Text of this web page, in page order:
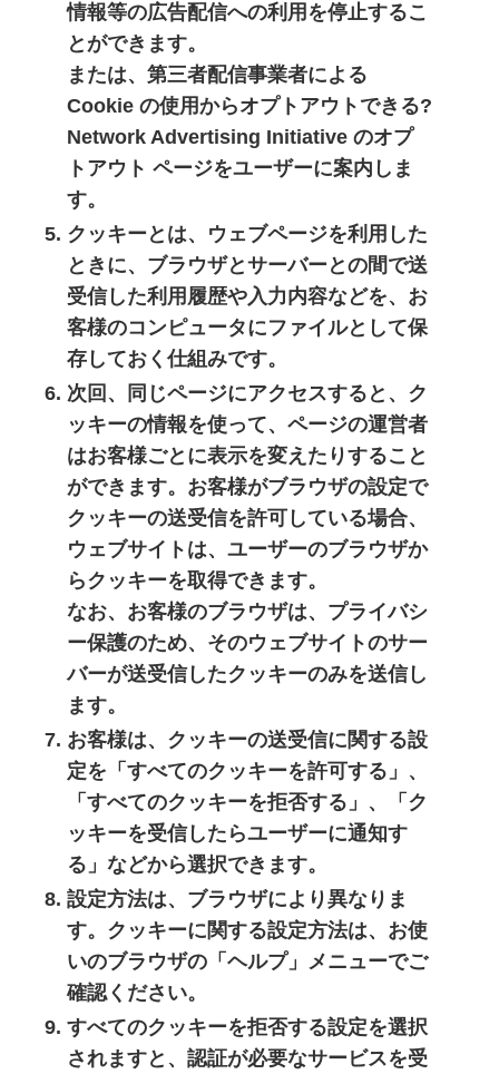
情報等の広告配信への利用を停止するこ
とができます。
または、第三者配信事業者による
Cookie の使用からオプトアウトできる?
Network Advertising Initiative のオプ
トアウト ページをユーザーに案内しま
す。
クッキーとは、ウェブページを利用した
ときに、ブラウザとサーバーとの間で送
受信した利用履歴や入力内容などを、お
客様のコンピュータにファイルとして保
存しておく仕組みです。
次回、同じページにアクセスすると、ク
ッキーの情報を使って、ページの運営者
はお客様ごとに表示を変えたりすること
ができます。お客様がブラウザの設定で
クッキーの送受信を許可している場合、
ウェブサイトは、ユーザーのブラウザか
らクッキーを取得できます。
なお、お客様のブラウザは、プライバシ
ー保護のため、そのウェブサイトのサー
バーが送受信したクッキーのみを送信し
ます。
お客様は、クッキーの送受信に関する設
定を「すべてのクッキーを許可する」、
「すべてのクッキーを拒否する」、「ク
ッキーを受信したらユーザーに通知す
る」などから選択できます。
設定方法は、ブラウザにより異なりま
す。クッキーに関する設定方法は、お使
いのブラウザの「ヘルプ」メニューでご
確認ください。
すべてのクッキーを拒否する設定を選択
されますと、認証が必要なサービスを受